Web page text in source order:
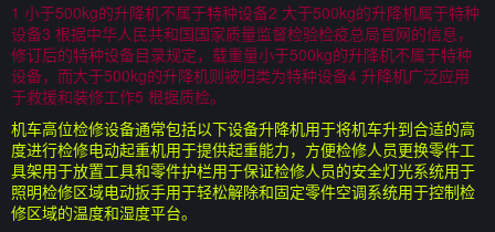
1 小于500kg的升降机不属于特种设备2 大于500kg的升降机属于特种
设备3 根据中华人民共和国国家质量监督检验检疫总局官网的信息，
修订后的特种设备目录规定，载重量小于500kg的升降机不属于特种
设备，而大于500kg的升降机则被归类为特种设备4 升降机广泛应用
于救援和装修工作5 根据质检。
机车高位检修设备通常包括以下设备升降机用于将机车升到合适的高
度进行检修电动起重机用于提供起重能力，方便检修人员更换零件工
具架用于放置工具和零件护栏用于保证检修人员的安全灯光系统用于
照明检修区域电动扳手用于轻松解除和固定零件空调系统用于控制检
修区域的温度和湿度平台。